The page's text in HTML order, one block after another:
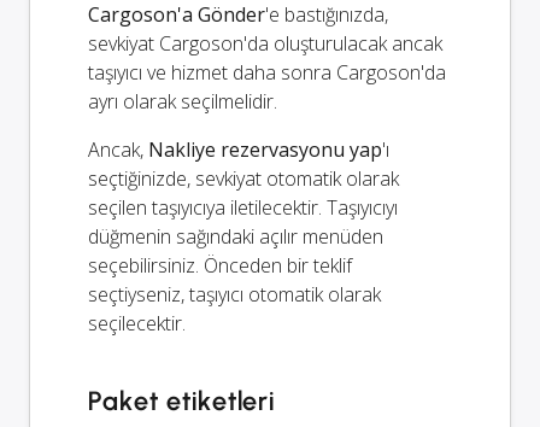
Cargoson'a Gönder'e bastığınızda,
sevkiyat Cargoson'da oluşturulacak ancak
taşıyıcı ve hizmet daha sonra Cargoson'da
ayrı olarak seçilmelidir.
Ancak, Nakliye rezervasyonu yap'ı
seçtiğinizde, sevkiyat otomatik olarak
seçilen taşıyıcıya iletilecektir. Taşıyıcıyı
düğmenin sağındaki açılır menüden
seçebilirsiniz. Önceden bir teklif
seçtiyseniz, taşıyıcı otomatik olarak
seçilecektir.
Paket etiketleri